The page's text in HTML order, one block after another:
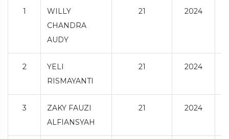
1
WILLY
CHANDRA
AUDY
21 2024
2
YELI
RISMAYANTI
21 2024
3
ZAKY FAUZI
ALFIANSYAH
21 2024